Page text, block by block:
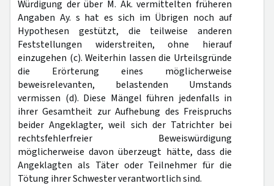
Würdigung der über M. Ak. vermittelten früheren
Angaben Ay. s hat es sich im Übrigen noch auf
Hypothesen gestützt, die teilweise anderen
Feststellungen widerstreiten, ohne hierauf
einzugehen (c). Weiterhin lassen die Urteilsgründe
die Erörterung eines möglicherweise
beweisrelevanten, belastenden Umstands
vermissen (d). Diese Mängel führen jedenfalls in
ihrer Gesamtheit zur Aufhebung des Freispruchs
beider Angeklagter, weil sich der Tatrichter bei
rechtsfehlerfreier Beweiswürdigung
möglicherweise davon überzeugt hätte, dass die
Angeklagten als Täter oder Teilnehmer für die
Tötung ihrer Schwester verantwortlich sind.